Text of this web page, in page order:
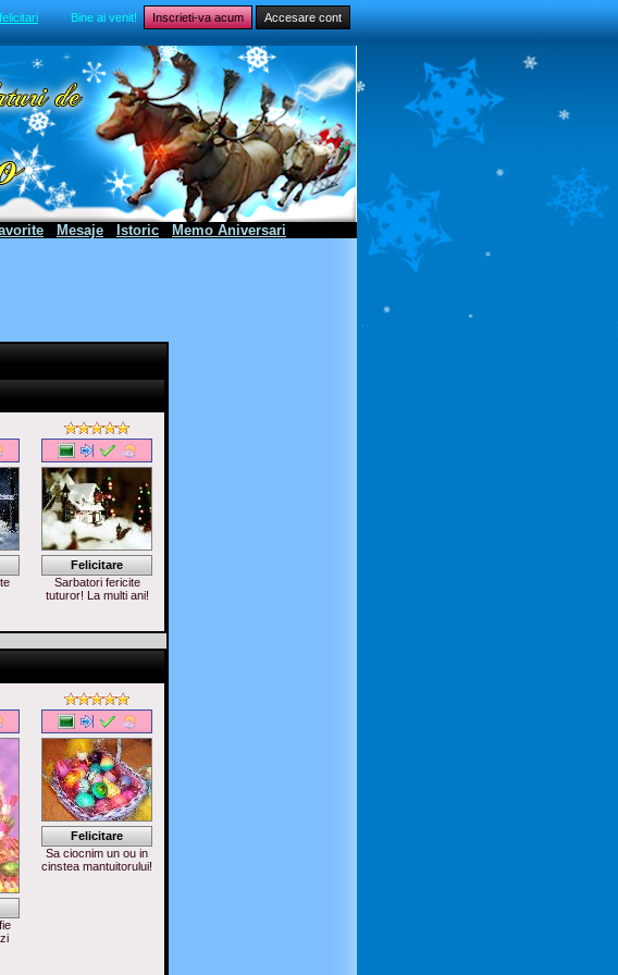
Bine ai venit! Inscrieti-va acum Accesare cont
Mesaje Istoric Memo Aniversari
Felicitare
Sarbatori fericite
tuturor! La multi ani!
Felicitare
Sa ciocnim un ou in
cinstea mantuitorului!